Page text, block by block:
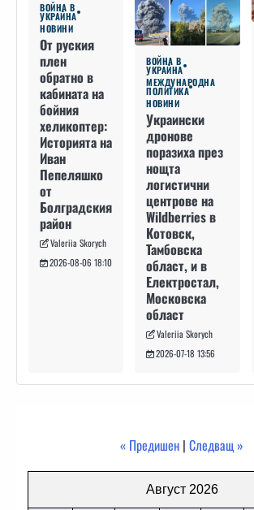
ВОЙНА В
УКРАЙНА
НОВИНИ
От руския
плен
обратно в
кабината на
бойния
хеликоптер:
Историята на
Иван
Пепеляшко
от
Болградския
район
Valeriia Skorych
2026-08-06 18:10
ВОЙНА В
УКРАЙНА
МЕЖДУНАРОДНА
ПОЛИТИКА
НОВИНИ
Украински
дронове
поразиха през
нощта
логистични
центрове на
Wildberries в
Котовск,
Тамбовска
област, и в
Електростал,
Московска
област
Valeriia Skorych
2026-07-18 13:56
« Предишен | Следващ »
Август 2026